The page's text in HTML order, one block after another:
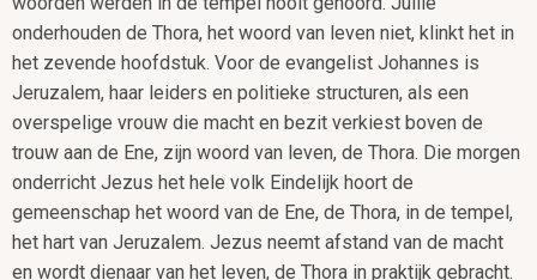
onderhouden de Thora, het woord van leven niet, klinkt het in
het zevende hoofdstuk. Voor de evangelist Johannes is
Jeruzalem, haar leiders en politieke structuren, als een
overspelige vrouw die macht en bezit verkiest boven de
trouw aan de Ene, zijn woord van leven, de Thora. Die morgen
onderricht Jezus het hele volk Eindelijk hoort de
gemeenschap het woord van de Ene, de Thora, in de tempel,
het hart van Jeruzalem. Jezus neemt afstand van de macht
en wordt dienaar van het leven, de Thora in praktijk gebracht.